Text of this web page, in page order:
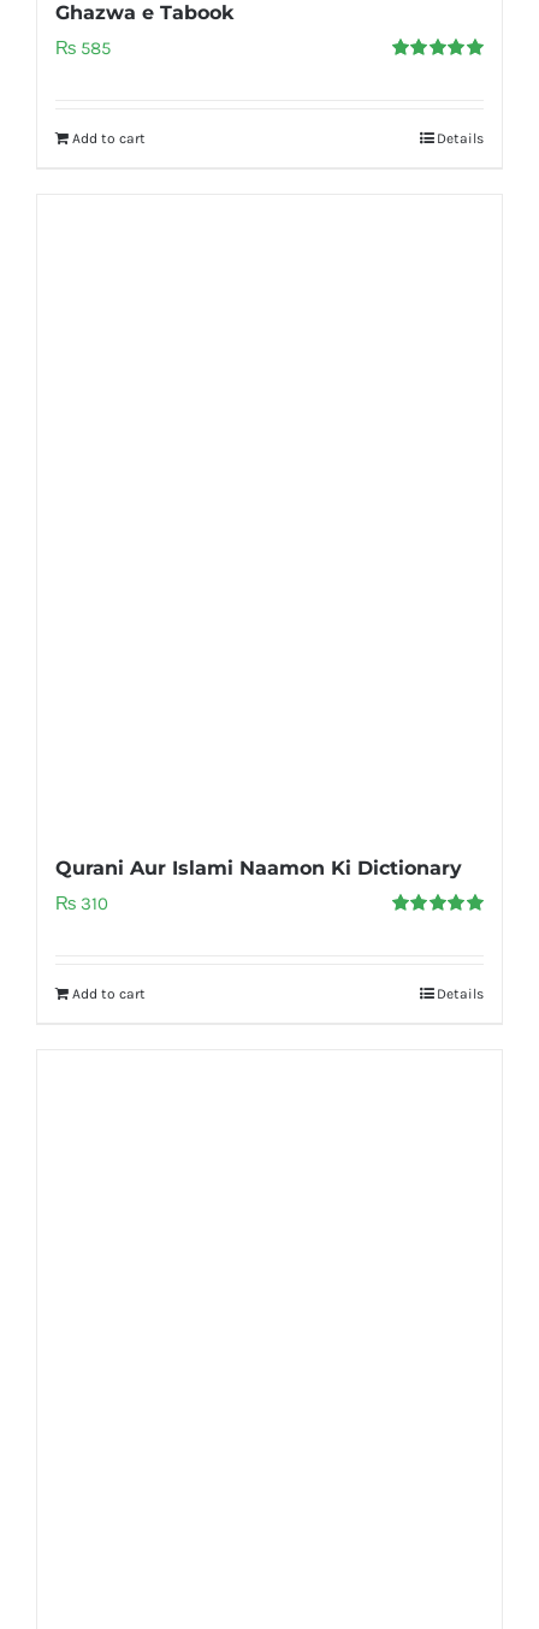
Ghazwa e Tabook
₨ 585
Add to cart Details
Qurani Aur Islami Naamon Ki Dictionary
₨ 310
Add to cart Details